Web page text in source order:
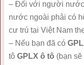
– Đối với người
nước ngoài phải có
cư trú tại Việt Nam
– Nếu bạn đã có
tô GPLX ô tô (bạn